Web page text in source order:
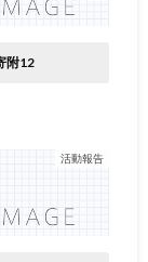
附12
活動報告